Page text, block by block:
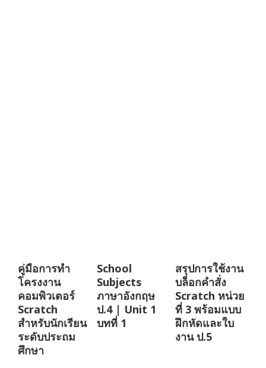
คู่มือการทำ
โครงงาน
คอมพิวเตอร์
Scratch
สำหรับนักเรียน
ระดับประถม
ศึกษา
School
Subjects
ภาษาอังกฤษ
ป.4 | Unit 1
บทที่ 1
สรุปการใช้งาน
บล็อกคำสั่ง
Scratch หน่วย
ที่ 3 พร้อมแบบ
ฝึกหัดและใบ
งาน ป.5